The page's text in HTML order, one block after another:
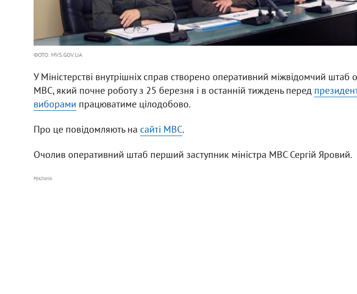
ФОТО: MVS.GOV.UA
У Міністерстві внутрішніх справ створено оперативний міжвідомчий штаб
МВС, який почне роботу з 25 березня і в останній тиждень перед
виборами працюватиме цілодобово.
Про це повідомляють на сайті МВС.
Очолив оперативний штаб перший заступник міністра МВС Сергій Яровий.
РЕКЛАМА